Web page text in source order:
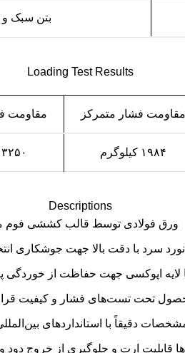
بتن سبک
Loading Test Results
مقاومت فشار متمرکز مقاومت
۱۹۸۴ کیلوگرم ۳۲۵۰ کیلوگرم
Descriptions
ورق فولادی توسط قالب کششی فوم
سرد با دقت بالا جهت جوشکاری
لایه اپوکسی جهت حفاظت از
تحت تست‌های فشار و کیفیت
دقیقاً با استانداردهای
قابلیت ارت و جلوگیری از خروج دود